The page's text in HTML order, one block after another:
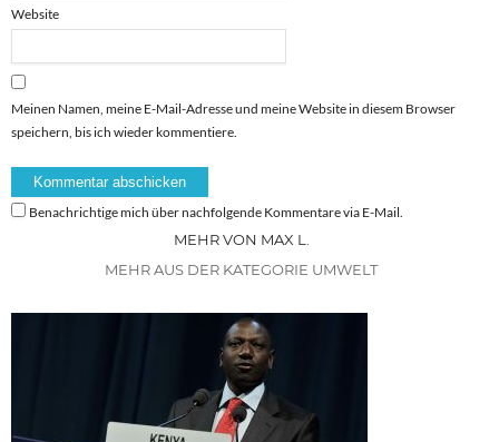
Website
Meinen Namen, meine E-Mail-Adresse und meine Website in diesem Browser
speichern, bis ich wieder kommentiere.
Benachrichtige mich über nachfolgende Kommentare via E-Mail.
MEHR VON MAX L.
MEHR AUS DER KATEGORIE UMWELT